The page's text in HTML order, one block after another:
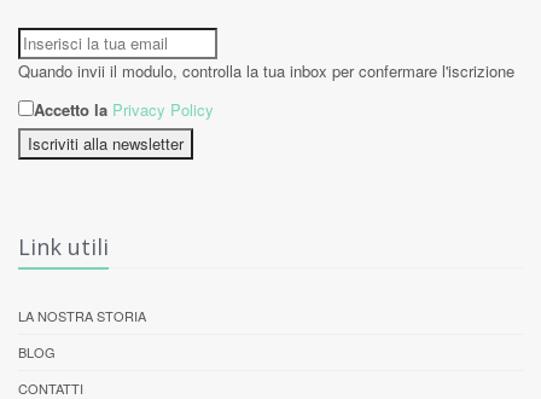
Quando invii il modulo, controlla la tua inbox per confermare l'iscrizione
Accetto la Privacy Policy
Iscriviti alla newsletter
Link utili
LA NOSTRA STORIA
BLOG
CONTATTI